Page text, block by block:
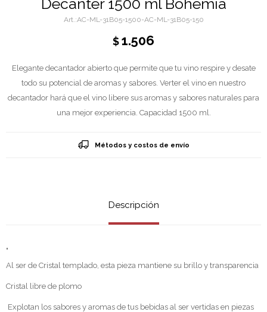
Decanter 1500 ml Bohemia
AC-ML-31B05-1500-AC-ML-31B05-150
$1.506
Elegante decantador abierto que permite que tu vino respire y desate
todo su potencial de aromas y sabores. Verter el vino en nuestro
decantador hará que el vino libere sus aromas y sabores naturales para
una mejor experiencia. Capacidad 1500 ml.
Métodos y costos de envío
Descripción
"
Al ser de Cristal templado, esta pieza mantiene su brillo y transparencia
Cristal libre de plomo
Explotan los sabores y aromas de tus bebidas al ser vertidas en piezas